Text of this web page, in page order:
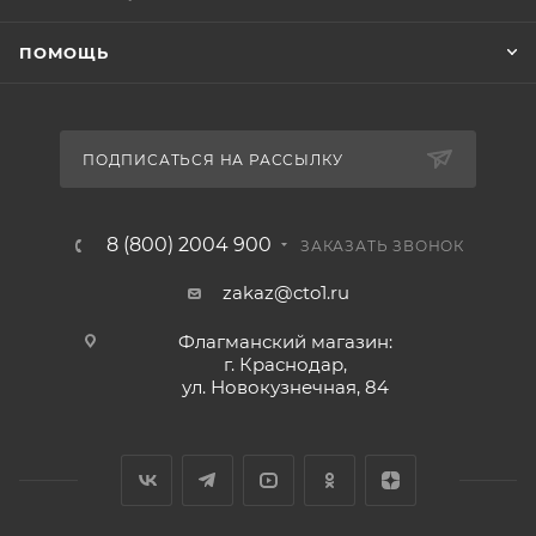
ПОМОЩЬ
ПОДПИСАТЬСЯ НА РАССЫЛКУ
8 (800) 2004 900 ЗАКАЗАТЬ ЗВОНОК
zakaz@cto1.ru
Флагманский магазин:
г. Краснодар,
ул. Новокузнечная, 84